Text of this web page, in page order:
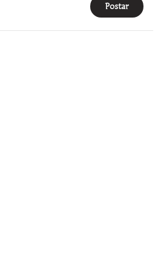
Postar